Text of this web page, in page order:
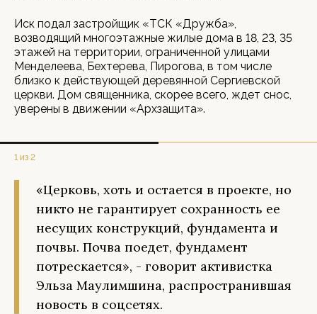
Иск подал застройщик «ТСК «Дружба»,
возводящий многоэтажные жилые дома в 18, 23, 35
этажей на территории, ограниченной улицами
Менделеева, Бехтерева, Пирогова, в том числе
близко к действующей деревянной Сергиевской
церкви. Дом священника, скорее всего, ждет снос,
уверены в движении «Архзащита».
1 из 2
«Церковь, хоть и остается в проекте, но
никто не гарантирует сохранность ее
несущих конструкций, фундамента и
почвы. Почва поедет, фундамент
потрескается», - говорит активистка
Эльза Маулимшина, распространившая
новость в соцсетях.